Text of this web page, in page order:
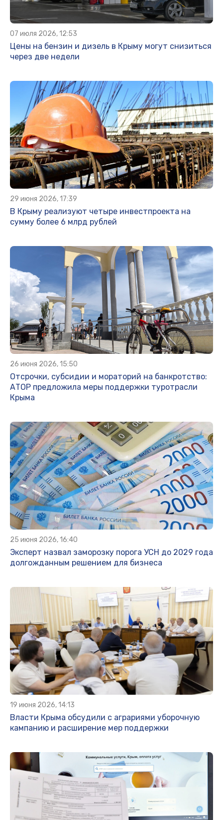
07 июля 2026, 12:53
Цены на бензин и дизель в Крыму могут снизиться
через две недели
29 июня 2026, 17:39
В Крыму реализуют четыре инвестпроекта на
сумму более 6 млрд рублей
26 июня 2026, 15:50
Отсрочки, субсидии и мораторий на банкротство:
АТОР предложила меры поддержки туротрасли
Крыма
25 июня 2026, 16:40
Эксперт назвал заморозку порога УСН до 2029 года
долгожданным решением для бизнеса
19 июня 2026, 14:13
Власти Крыма обсудили с аграриями уборочную
кампанию и расширение мер поддержки